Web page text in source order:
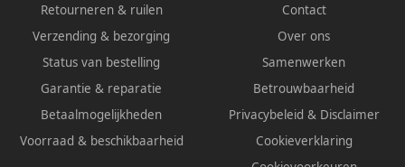
Retourneren & ruilen
Verzending & bezorging
Status van bestelling
Garantie & reparatie
Betaalmogelijkheden
Voorraad & beschikbaarheid
Contact
Over ons
Samenwerken
Betrouwbaarheid
Privacybeleid & Disclaimer
Cookieverklaring